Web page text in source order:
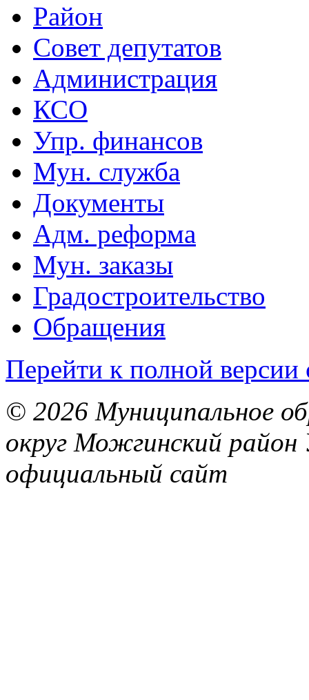
Район
Совет депутатов
Администрация
КСО
Упр. финансов
Мун. служба
Документы
Адм. реформа
Мун. заказы
Градостроительство
Обращения
Перейти к полной версии
© 2026 Муниципальное
округ Можгинский район
официальный сайт